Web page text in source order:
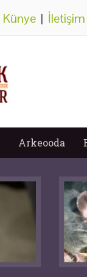
Künye | İletişim
Arkeooda